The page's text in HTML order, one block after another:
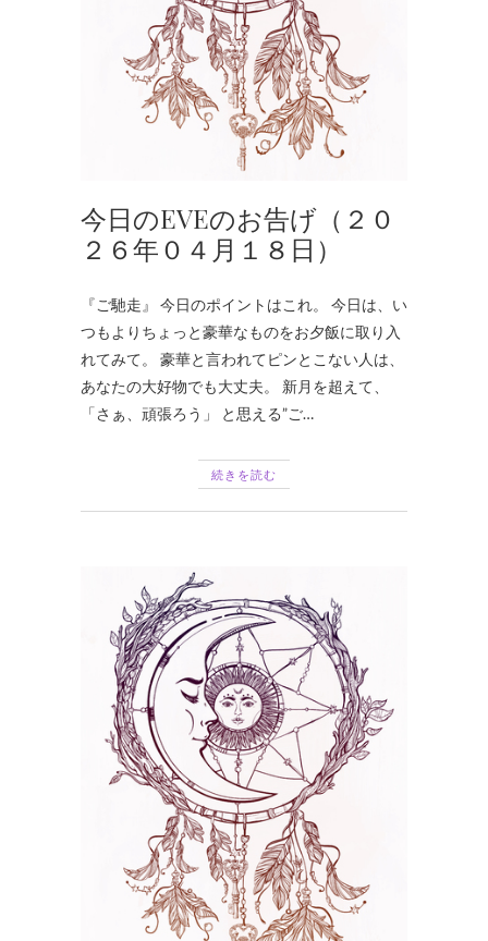
今日のEVEのお告げ（２０
２６年０４月１８日）
『ご馳走』 今日のポイントはこれ。 今日は、い
つもよりちょっと豪華なものをお夕飯に取り入
れてみて。 豪華と言われてピンとこない人は、
あなたの大好物でも大丈夫。 新月を超えて、
「さぁ、頑張ろう」 と思える”ご…
続きを読む